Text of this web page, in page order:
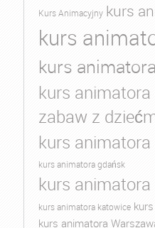
Kurs Animacyjny kurs
kurs
kurs
kurs
zabaw z
kurs
kurs animatora gdańsk
kurs
kurs animatora katowice
kurs animatora